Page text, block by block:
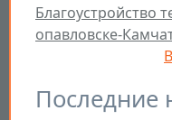
Благоустройство
опавловске-
Последние